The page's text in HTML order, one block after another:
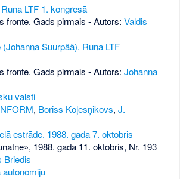
LTF 1. kongresā
fronte. Gads pirmais - Autors: Valdis
Suurpää). Runa LTF
fronte. Gads pirmais - Autors: Johanna
valsti
, Boriss Koļesņikovs, J.
estrāde. 1988. gada 7. oktobris
1988. gada 11. oktobris, Nr. 193
Briedis